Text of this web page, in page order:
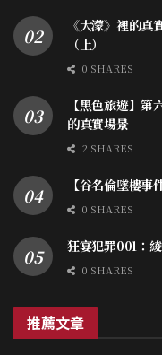
《大濛》裡的
（上）
0 SHARES
【黑色旅遊】
的真實場景
2 SHARES
【谷名倫墜樓事
0 SHARES
狂宴犯罪001：
0 SHARES
推薦文章